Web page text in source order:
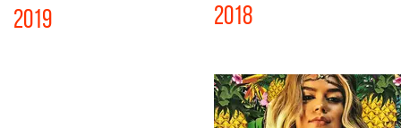
2019 2018